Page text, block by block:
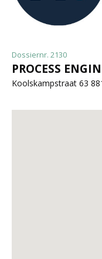
Dossiernr. 2130
PROCESS
Koolskampstraat 63